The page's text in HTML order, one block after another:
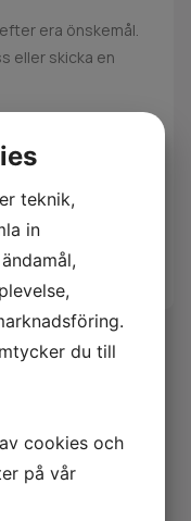
era önskemål.
eller skicka en
teknik,
in
du till
cookies och
på vår